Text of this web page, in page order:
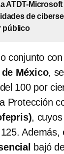
ATDT-
de
público
conjunto
México,
100 por
Protección
,
Además,
bajó